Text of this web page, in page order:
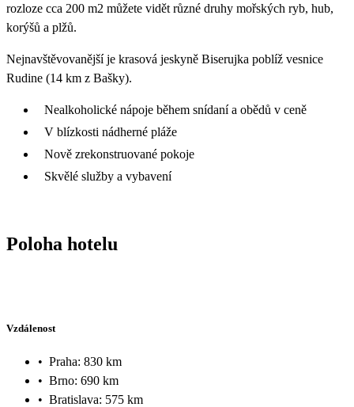
rozloze cca 200 m2 můžete vidět různé druhy mořských ryb, hub,
korýšů a plžů.
Nejnavštěvovanější je krasová jeskyně Biserujka poblíž vesnice
Rudine (14 km z Bašky).
Nealkoholické nápoje během snídaní a obědů v ceně
V blízkosti nádherné pláže
Nově zrekonstruované pokoje
Skvělé služby a vybavení
Poloha hotelu
Vzdálenost
• Praha: 830 km
• Brno: 690 km
• Bratislava: 575 km